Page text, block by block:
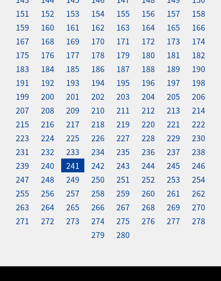
151
152 153 154 155 156 157
158
159
160 161 162 163 164 165
166
167
168 169 170 171 172 173
174
175
176 177 178 179 180 181
182
183
184 185 186 187 188 189
190
191
192 193 194 195 196 197
198
199
200 201 202 203 204 205
206
207
208 209 210 211 212 213
214
215
216 217 218 219 220 221
222
223
224 225 226 227 228 229
230
231
232 233 234 235 236 237
238
239
240 241 242 243 244 245
246
247
248 249 250 251 252 253
254
255
256 257 258 259 260 261
262
263
264 265 266 267 268 269
270
271
272 273 274 275 276 277
278
279
280